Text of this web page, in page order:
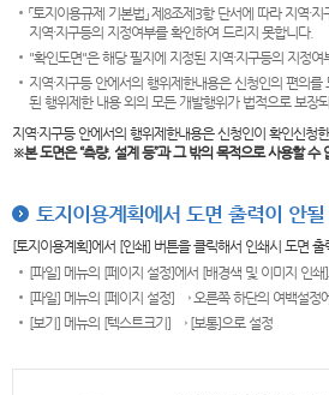
「토지이용규제 기본법」 제8조제3항 단서에 따라 지역
지역·지구등의 지정여부를 확인하여 드리지 못합니다.
"확인도면"은 해당 필지에 지정된 지역·지구등의 지정
지역·지구등 안에서의 행위제한내용은 신청인의 편의
된 행위제한 내용 외의 모든 개발행위가 법적으로 보장
지역·지구등 안에서의 행위제한내용은 신청인이 확인신
※본 도면은“측량, 설계 등”과 그 밖의 목적으로 사용할 수
토지이용계획에서 도면 출력이 안
[토지이용계획]에서 [인쇄] 버튼을 클릭해서 인쇄시 도면
[파일] 메뉴의 [페이지 설정]에서 [배경색 및 이미지 인쇄
[파일] 메뉴의 [페이지 설정] → 오른쪽 하단의 여백설정
[보기] 메뉴의 [텍스트크기] → [보통]으로 설정